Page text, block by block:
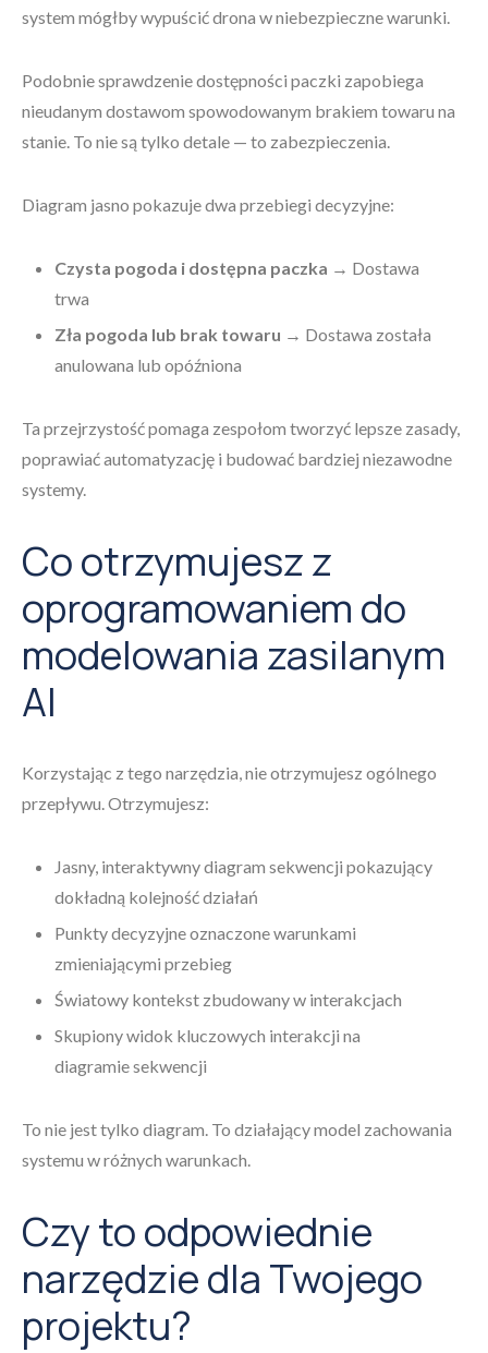
system mógłby wypuścić drona w niebezpieczne warunki.
Podobnie sprawdzenie dostępności paczki zapobiega
nieudanym dostawom spowodowanym brakiem towaru na
stanie. To nie są tylko detale — to zabezpieczenia.
Diagram jasno pokazuje dwa przebiegi decyzyjne:
Czysta pogoda i dostępna paczka → Dostawa
trwa
Zła pogoda lub brak towaru → Dostawa została
anulowana lub opóźniona
Ta przejrzystość pomaga zespołom tworzyć lepsze zasady,
poprawiać automatyzację i budować bardziej niezawodne
systemy.
Co otrzymujesz z
oprogramowaniem do
modelowania zasilanym
AI
Korzystając z tego narzędzia, nie otrzymujesz ogólnego
przepływu. Otrzymujesz:
Jasny, interaktywny diagram sekwencji pokazujący
dokładną kolejność działań
Punkty decyzyjne oznaczone warunkami
zmieniającymi przebieg
Światowy kontekst zbudowany w interakcjach
Skupiony widok kluczowych interakcji na
diagramie sekwencji
To nie jest tylko diagram. To działający model zachowania
systemu w różnych warunkach.
Czy to odpowiednie
narzędzie dla Twojego
projektu?